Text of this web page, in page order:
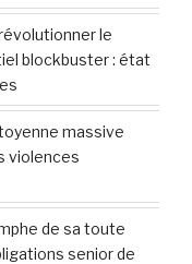
le
blockbuster : état
massive
violences
de sa toute
senior de